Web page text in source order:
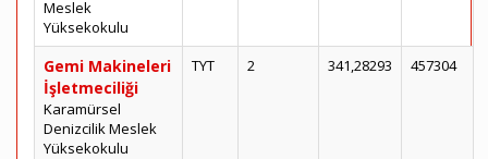
Meslek
Yüksekokulu
Gemi Makineleri
İşletmeciliği
Karamürsel
Denizcilik Meslek
Yüksekokulu
TYT 2 341,28293 457304